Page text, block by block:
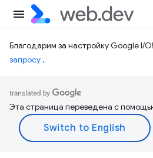
Благодарим за настройку Google I/O!
запросу .
Эта страница переведена с